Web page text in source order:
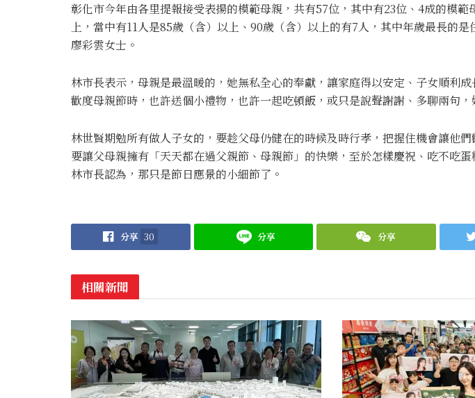
彰化市今年由各里提報接受表揚的模範母親，共有57位，其中有23位、4成的模範
上，當中有11人是85歲（含）以上、90歲（含）以上的有7人，其中年歲最長的
廖彩雲女士。
林市長表示，母親是最溫暖的，她無私全心的奉獻，讓家庭得以安定、子女順利
歡度母親節時，也許送個小禮物，也許一起吃頓飯，或只是說聲謝謝、多聊兩句，
林世賢期勉所有做人子女的，要趁父母仍健在的時候及時行孝，把握住機會讓他們
要讓父母親擁有「天天都在過父親節、母親節」的快樂，至於怎樣慶祝、吃不吃蛋
林市長認為，那只是節日應景的小細節了。
分享 30 分享 分享
相關新聞